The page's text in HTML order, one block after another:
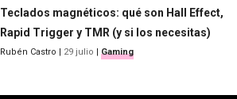
Teclados magnéticos: qué son Hall Effect,
Rapid Trigger y TMR (y si los necesitas)
Rubén Castro | 29 julio | Gaming